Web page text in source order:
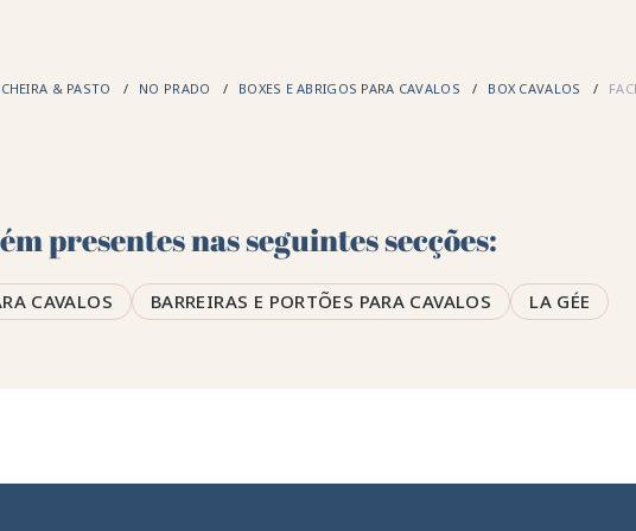
& PASTO NO PRADO BOXES E ABRIGOS PARA CAVALOS BOX CAVALOS
presentes nas seguintes secções:
CAVALOS BARREIRAS E PORTÕES PARA CAVALOS LA GÉE